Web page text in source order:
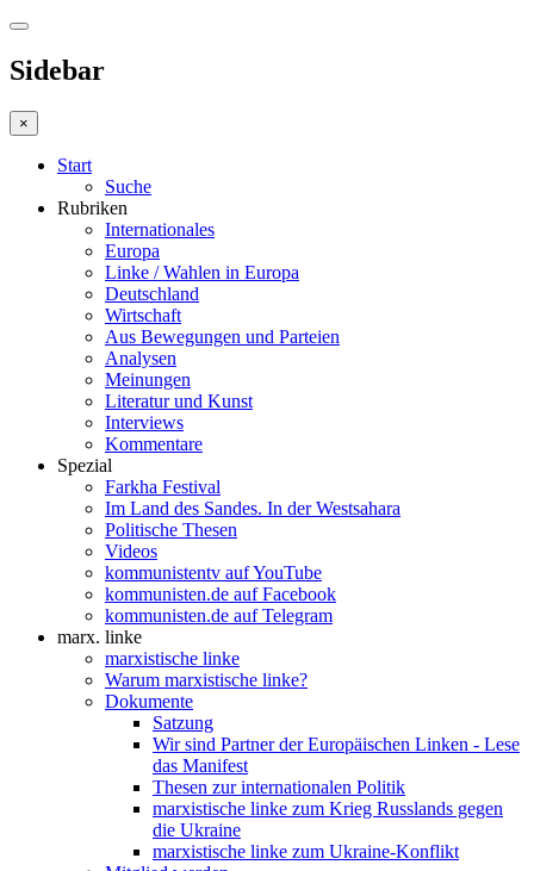
Sidebar
×
Start
Suche
Rubriken
Internationales
Europa
Linke / Wahlen in Europa
Deutschland
Wirtschaft
Aus Bewegungen und Parteien
Analysen
Meinungen
Literatur und Kunst
Interviews
Kommentare
Spezial
Farkha Festival
Im Land des Sandes. In der Westsahara
Politische Thesen
Videos
kommunistentv auf YouTube
kommunisten.de auf Facebook
kommunisten.de auf Telegram
marx. linke
marxistische linke
Warum marxistische linke?
Dokumente
Satzung
Wir sind Partner der Europäischen Linken - Lese
das Manifest
Thesen zur internationalen Politik
marxistische linke zum Krieg Russlands gegen
die Ukraine
marxistische linke zum Ukraine-Konflikt